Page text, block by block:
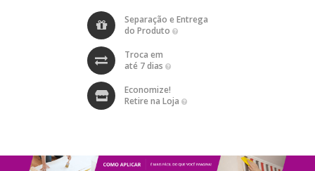
Separação e Entrega
do Produto
Troca em
até 7 dias
Economize!
Retire na Loja